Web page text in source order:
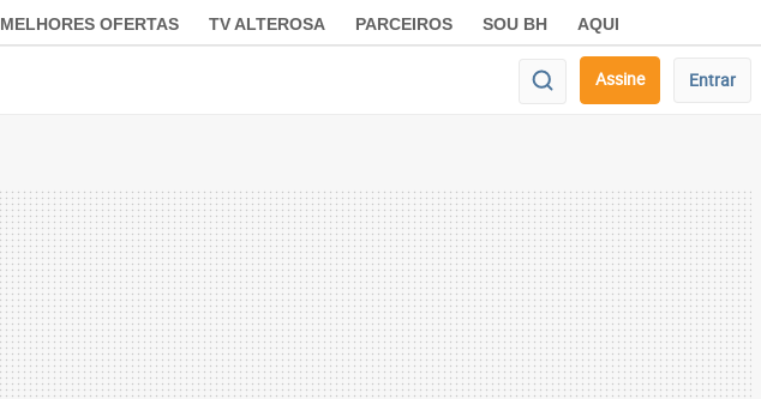
MELHORES OFERTAS TV ALTEROSA PARCEIROS SOU BH AQUI
Assine Entrar